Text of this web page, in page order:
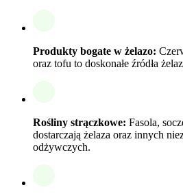
Produkty bogate w żelazo:
oraz tofu to doskonałe źródła
Rośliny strączkowe: Fasola,
dostarczają żelaza oraz innych
odżywczych.